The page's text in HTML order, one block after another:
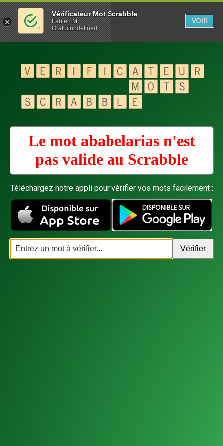
Le mot ababelarias n'est
pas valide au Scrabble
Téléchargez notre appli pour vérifier vos mots facilement :
Vérificateur Mot Scrabble
Fabien M
Gratuitundefined
VOIR